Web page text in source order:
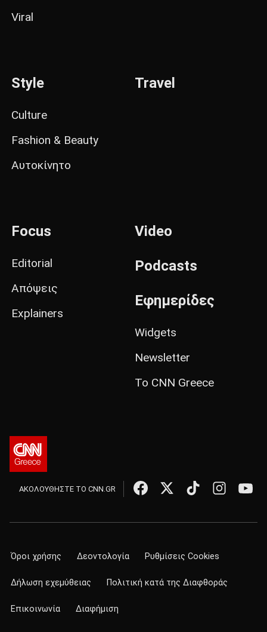
Viral
Style
Culture
Fashion & Beauty
Αυτοκίνητο
Travel
Focus
Editorial
Απόψεις
Explainers
Video
Podcasts
Εφημερίδες
Widgets
Newsletter
Το CNN Greece
ΑΚΟΛΟΥΘΗΣΤΕ ΤΟ CNN.GR
Όροι χρήσης Δεοντολογία Ρυθμίσεις Cookies
Δήλωση εχεμύθειας Πολιτική κατά της Διαφθοράς
Επικοινωνία Διαφήμιση